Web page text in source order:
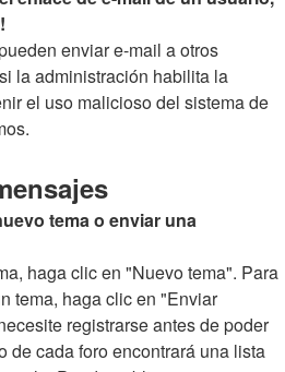
enviar e-mail a otros
la administración habilita la
el uso malicioso del sistema de
tema o enviar una
haga clic en "Nuevo tema". Para
tema, haga clic en "Enviar
registrarse antes de poder
de cada foro encontrará una lista